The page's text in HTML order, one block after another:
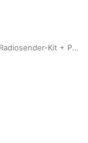
CB TTi TCB-900 EVO Radiosender-Kit + PNI Extra 45 CB-Antenne mit Magnet